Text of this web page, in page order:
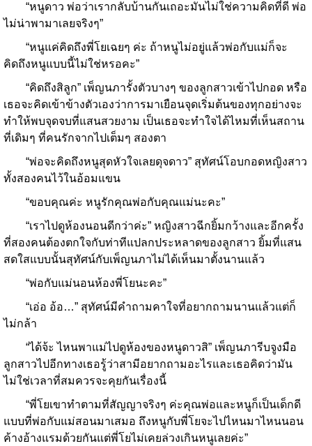
“หนูดาว พ่อว่าเรากลับบ้านกันเถอะมันไม่ใช่ความคิดที่ดี พ่อ
ไม่น่าพามาเลยจริงๆ”
“หนูแค่คิดถึงพี่โยเฉยๆ ค่ะ ถ้าหนูไม่อยู่แล้วพ่อกับแม่ก็จะ
คิดถึงหนูแบบนี้ไม่ใช่หรอคะ”
“คิดถึงสิลูก” เพ็ญนภารั้งตัวบางๆ ของลูกสาวเข้าไปกอด หรือ
เธอจะคิดเข้าข้างตัวเองว่าการมาเยือนจุดเริ่มต้นของทุกอย่างจะ
ทำให้พบจุดจบที่แสนสวยงาม เป็นเธอจะทำใจได้ไหมที่เห็นสถาน
ที่เดิมๆ ที่คนรักจากไปเต็มๆ สองตา
“พ่อจะคิดถึงหนูสุดหัวใจเลยดุจดาว” สุทัศน์โอบกอดหญิงสาว
ทั้งสองคนไว้ในอ้อมแขน
“ขอบคุณค่ะ หนูรักคุณพ่อกับคุณแม่นะคะ”
“เราไปดูห้องนอนดีกว่าค่ะ” หญิงสาวฉีกยิ้มกว้างและอีกครั้ง
ที่สองคนต้องตกใจกับท่าทีแปลกประหลาดของลูกสาว ยิ้มที่แสน
สดใสแบบนั้นสุทัศน์กับเพ็ญนภาไม่ได้เห็นมาตั้งนานแล้ว
“พ่อกับแม่นอนห้องพี่โยนะคะ”
“เอ่อ อ้อ…” สุทัศน์มีคำถามคาใจที่อยากถามนานแล้วแต่ก็
ไม่กล้า
“ได้จ้ะ ไหนพาแม่ไปดูห้องของหนูดาวสิ” เพ็ญนภารีบจูงมือ
ลูกสาวไปอีกทางเธอรู้ว่าสามีอยากถามอะไรและเธอคิดว่ามัน
ไม่ใช่เวลาที่สมควรจะคุยกันเรื่องนี้
“พี่โยเขาทำตามที่สัญญาจริงๆ ค่ะคุณพ่อและหนูก็เป็นเด็กดี
แบบที่พ่อกับแม่สอนมาเสมอ ถึงหนูกับพี่โยจะไปไหนมาไหนนอน
ค้างอ้างแรมด้วยกันแต่พี่โยไม่เคยล่วงเกินหนูเลยค่ะ”